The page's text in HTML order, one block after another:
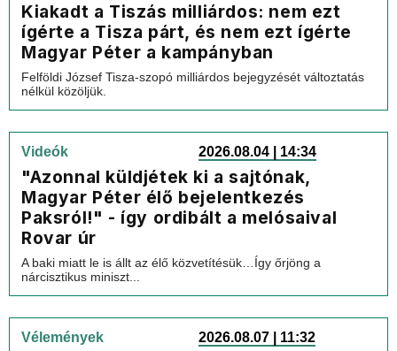
Kiakadt a Tiszás milliárdos: nem ezt
ígérte a Tisza párt, és nem ezt ígérte
Magyar Péter a kampányban
Felföldi József Tisza-szopó milliárdos bejegyzését változtatás
nélkül közöljük.
Videók 2026.08.04 | 14:34
"Azonnal küldjétek ki a sajtónak,
Magyar Péter élő bejelentkezés
Paksról!" - így ordibált a melósaival
Rovar úr
A baki miatt le is állt az élő közvetítésük…Így őrjöng a
nárcisztikus miniszt...
Vélemények 2026.08.07 | 11:32